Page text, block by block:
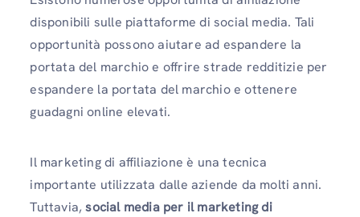
disponibili sulle piattaforme di social media. Tali
opportunità possono aiutare ad espandere la
portata del marchio e offrire strade redditizie per
espandere la portata del marchio e ottenere
guadagni online elevati.
Il marketing di affiliazione è una tecnica
importante utilizzata dalle aziende da molti anni.
Tuttavia,social media per il marketing di